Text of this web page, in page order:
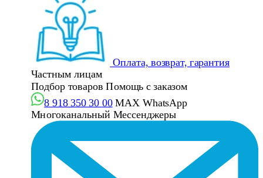
Оплата, возврат, гарантия
Частным лицам
Подбор товаров Помощь с заказом
8 918 350 30 00 MAX WhatsApp
Многоканальный Мессенджеры